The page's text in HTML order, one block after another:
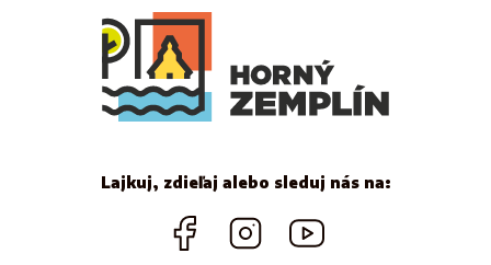
Lajkuj, zdieľaj alebo sleduj nás na: